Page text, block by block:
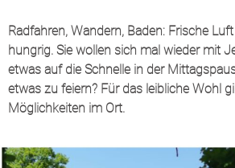
Radfahren, Wandern, Baden: Frische
hungrig. Sie wollen sich mal wieder mit
etwas auf die Schnelle in der
etwas zu feiern? Für das leibliche Wohl
Möglichkeiten im Ort.